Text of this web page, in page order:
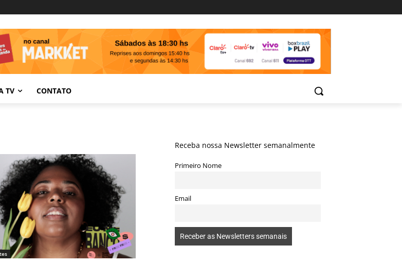
TV CONTATO
Receba nossa Newsletter semanalmente
Primeiro Nome
Email